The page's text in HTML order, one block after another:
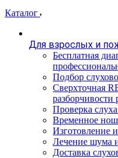
Каталог
Для взрослых и
Бесплатная
Подбор
Сверхточная
разборчивости
Проверка
Временное
Изготовление
Лечение шума
Доставка